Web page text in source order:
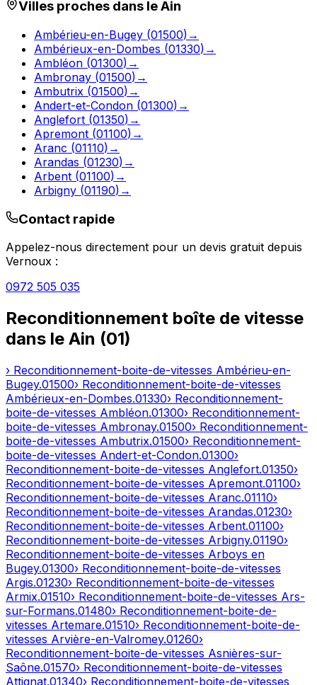
Villes proches dans leAin
Ambérieu-en-Bugey (01500) →
Ambérieux-en-Dombes (01330) →
Ambléon (01300) →
Ambronay (01500) →
Ambutrix (01500) →
Andert-et-Condon (01300) →
Anglefort (01350) →
Apremont (01100) →
Aranc (01110) →
Arandas (01230) →
Arbent (01100) →
Arbigny (01190) →
Contact rapide
Appelez-nous directement pour un devis gratuit depuis
Vernoux :
0972 505 035
Reconditionnement boîte de vitesse
dans le Ain (01)
› Reconditionnement-boite-de-vitesses Ambérieu-en-
Bugey.01500› Reconditionnement-boite-de-vitesses
Ambérieux-en-Dombes.01330› Reconditionnement-
boite-de-vitesses Ambléon.01300› Reconditionnement-
boite-de-vitesses Ambronay.01500› Reconditionnement-
boite-de-vitesses Ambutrix.01500› Reconditionnement-
boite-de-vitesses Andert-et-Condon.01300›
Reconditionnement-boite-de-vitesses Anglefort.01350›
Reconditionnement-boite-de-vitesses Apremont.01100›
Reconditionnement-boite-de-vitesses Aranc.01110›
Reconditionnement-boite-de-vitesses Arandas.01230›
Reconditionnement-boite-de-vitesses Arbent.01100›
Reconditionnement-boite-de-vitesses Arbigny.01190›
Reconditionnement-boite-de-vitesses Arboys en
Bugey.01300› Reconditionnement-boite-de-vitesses
Argis.01230› Reconditionnement-boite-de-vitesses
Armix.01510› Reconditionnement-boite-de-vitesses Ars-
sur-Formans.01480› Reconditionnement-boite-de-
vitesses Artemare.01510› Reconditionnement-boite-de-
vitesses Arvière-en-Valromey.01260›
Reconditionnement-boite-de-vitesses Asnières-sur-
Saône.01570› Reconditionnement-boite-de-vitesses
Attignat.01340› Reconditionnement-boite-de-vitesses